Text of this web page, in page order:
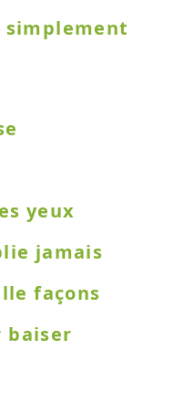
simplement
yeux
jamais
façons
baiser